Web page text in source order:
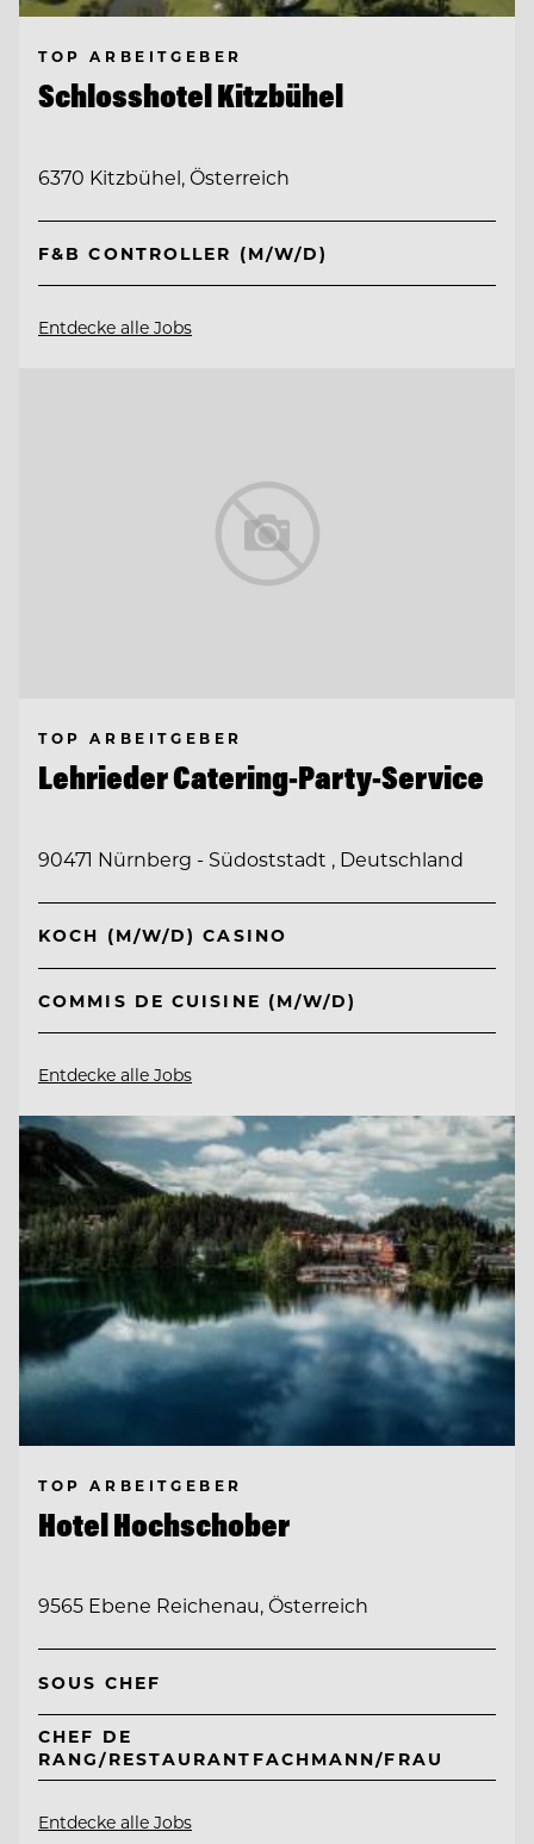
TOP ARBEITGEBER
Schlosshotel Kitzbühel
6370 Kitzbühel, Österreich
F&B CONTROLLER (M/W/D)
Entdecke alle Jobs
TOP ARBEITGEBER
Lehrieder Catering-Party-Service
90471 Nürnberg - Südoststadt , Deutschland
KOCH (M/W/D) CASINO
COMMIS DE CUISINE (M/W/D)
Entdecke alle Jobs
TOP ARBEITGEBER
Hotel Hochschober
9565 Ebene Reichenau, Österreich
SOUS CHEF
CHEF DE
RANG/RESTAURANTFACHMANN/FRAU
Entdecke alle Jobs